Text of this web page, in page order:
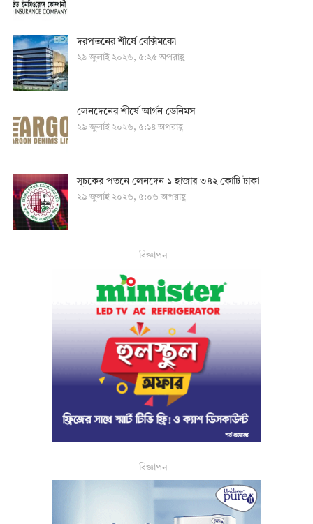
দরপতনের শীর্ষে বেক্সিমকো
২৯ জুলাই ২০২৬, ৫:২৫ অপরাহ্ণ
লেনদেনের শীর্ষে আর্গন ডেনিমস
২৯ জুলাই ২০২৬, ৫:১৪ অপরাহ্ণ
সূচকের পতনে লেনদেন ১ হাজার ৩৪২ কোটি টাকা
২৯ জুলাই ২০২৬, ৫:০৬ অপরাহ্ণ
বিজ্ঞাপন
বিজ্ঞাপন